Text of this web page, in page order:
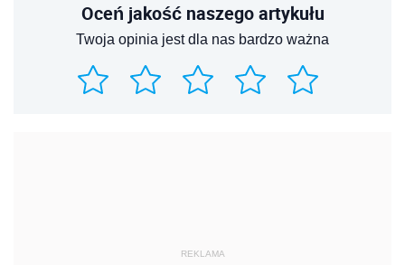
Oceń jakość naszego artykułu
Twoja opinia jest dla nas bardzo ważna
REKLAMA